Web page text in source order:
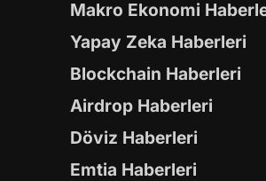
Makro Ekonomi
Yapay Zeka Haberleri
Blockchain Haberleri
Airdrop Haberleri
Döviz Haberleri
Emtia Haberleri